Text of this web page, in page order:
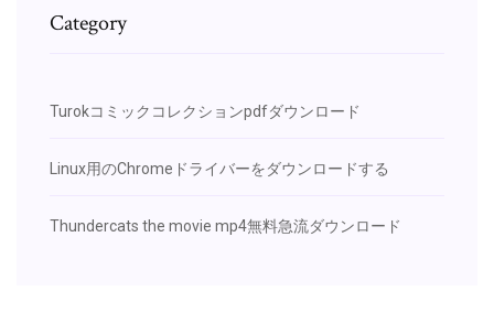
Category
Turokコミックコレクションpdfダウンロード
Linux用のChromeドライバーをダウンロードする
Thundercats the movie mp4無料急流ダウンロード